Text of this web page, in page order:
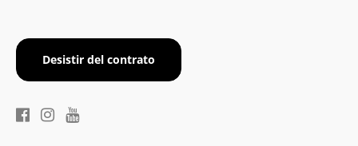
Desistir del contrato